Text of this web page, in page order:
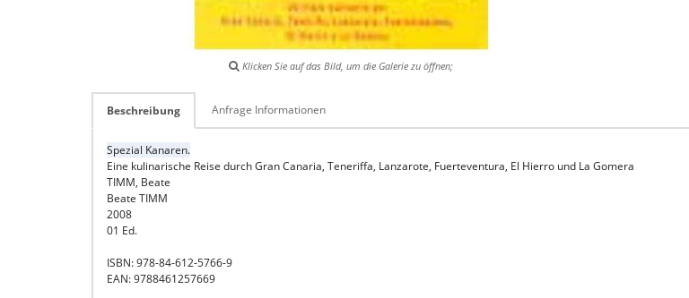
Klicken Sie auf das Bild, um die Galerie zu öffnen;
Beschreibung Anfrage Informationen
Spezial Kanaren.
Eine kulinarische Reise durch Gran Canaria, Teneriffa, Lanzarote, Fuerteventura, El Hierro und La Gomera
TIMM, Beate
Beate TIMM
2008
01 Ed.
ISBN: 978-84-612-5766-9
EAN: 9788461257669